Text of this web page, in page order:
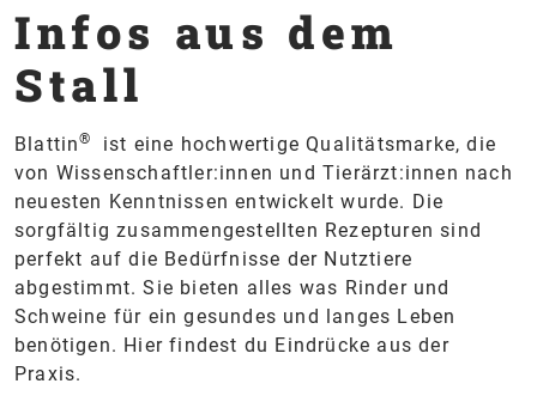
Infos aus dem
Stall
Blattin®
ist eine hochwertige Qualitätsmarke, die
von Wissenschaftler:innen und Tierärzt:innen nach
neuesten Kenntnissen entwickelt wurde. Die
sorgfältig zusammengestellten Rezepturen sind
perfekt auf die Bedürfnisse der Nutztiere
abgestimmt. Sie bieten alles was Rinder und
Schweine für ein gesundes und langes Leben
benötigen. Hier findest du Eindrücke aus der
Praxis.